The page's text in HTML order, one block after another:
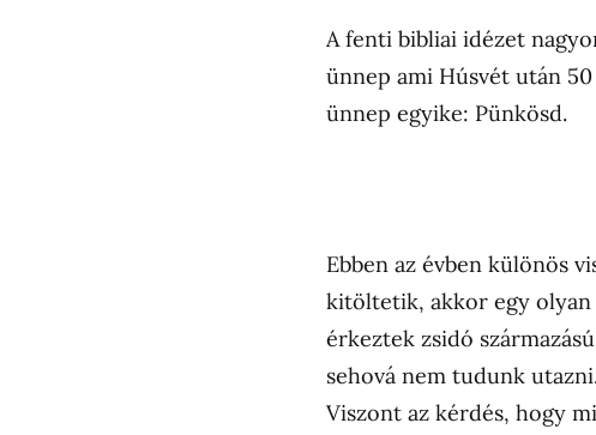
A fenti bibliai idézet
ünnep ami Húsvét után
ünnep egyike: Pünkösd.
Ebben az évben különös
kitöltetik, akkor egy
érkeztek zsidó
sehová nem tudunk
Viszont az kérdés, hogy